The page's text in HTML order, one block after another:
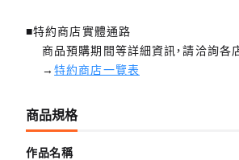
■特約商店實體通路
商品預購期間等詳細資訊，請洽詢各
→特約商店一覽表
商品規格
作品名稱